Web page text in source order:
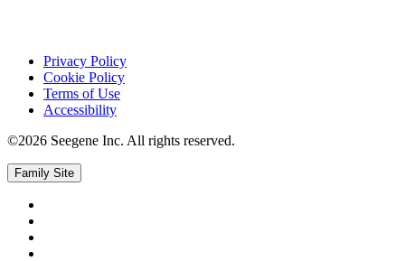
Privacy Policy
Cookie Policy
Terms of Use
Accessibility
©2026 Seegene Inc. All rights reserved.
Family Site